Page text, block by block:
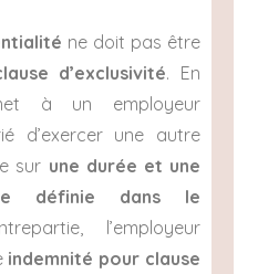
ne doit pas être
d’exclusivité. En
à un employeur
d’exercer une autre
sur une durée et une
définie dans le
l’employeur
indemnité pour clause